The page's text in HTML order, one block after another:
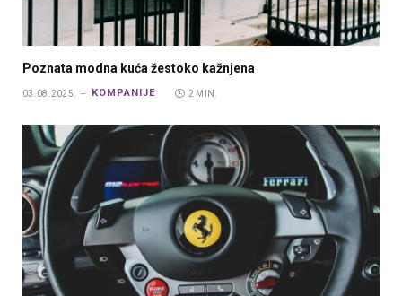
Poznata modna kuća žestoko kažnjena
03.08.2025. KOMPANIJE 2 MIN.